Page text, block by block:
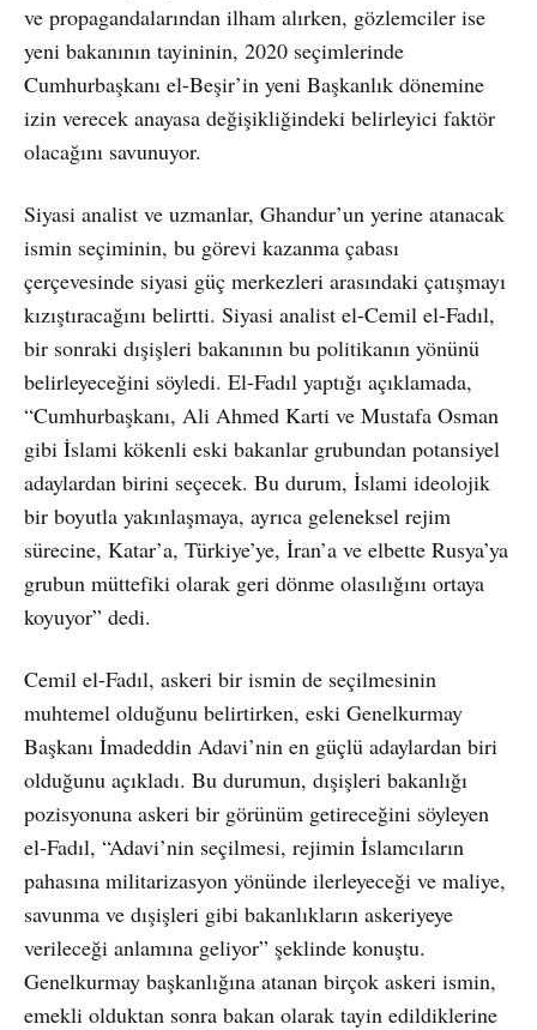
ve propagandalarından ilham alırken, gözlemciler ise
yeni bakanının tayininin, 2020 seçimlerinde
Cumhurbaşkanı el-Beşir’in yeni Başkanlık dönemine
izin verecek anayasa değişikliğindeki belirleyici faktör
olacağını savunuyor.
Siyasi analist ve uzmanlar, Ghandur’un yerine atanacak
ismin seçiminin, bu görevi kazanma çabası
çerçevesinde siyasi güç merkezleri arasındaki çatışmayı
kızıştıracağını belirtti. Siyasi analist el-Cemil el-Fadıl,
bir sonraki dışişleri bakanının bu politikanın yönünü
belirleyeceğini söyledi. El-Fadıl yaptığı açıklamada,
“Cumhurbaşkanı, Ali Ahmed Karti ve Mustafa Osman
gibi İslami kökenli eski bakanlar grubundan potansiyel
adaylardan birini seçecek. Bu durum, İslami ideolojik
bir boyutla yakınlaşmaya, ayrıca geleneksel rejim
sürecine, Katar’a, Türkiye’ye, İran’a ve elbette Rusya’ya
grubun müttefiki olarak geri dönme olasılığını ortaya
koyuyor” dedi.
Cemil el-Fadıl, askeri bir ismin de seçilmesinin
muhtemel olduğunu belirtirken, eski Genelkurmay
Başkanı İmadeddin Adavi’nin en güçlü adaylardan biri
olduğunu açıkladı. Bu durumun, dışişleri bakanlığı
pozisyonuna askeri bir görünüm getireceğini söyleyen
el-Fadıl, “Adavi’nin seçilmesi, rejimin İslamcıların
pahasına militarizasyon yönünde ilerleyeceği ve maliye,
savunma ve dışişleri gibi bakanlıkların askeriyeye
verileceği anlamına geliyor” şeklinde konuştu.
Genelkurmay başkanlığına atanan birçok askeri ismin,
emekli olduktan sonra bakan olarak tayin edildiklerine